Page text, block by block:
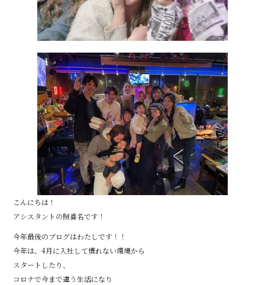
こんにちは！
アシスタントの照喜名です！
今年最後のブログはわたしです！！
今年は、4月に入社して慣れない環境から
スタートしたり、
コロナで今まで違う生活になり